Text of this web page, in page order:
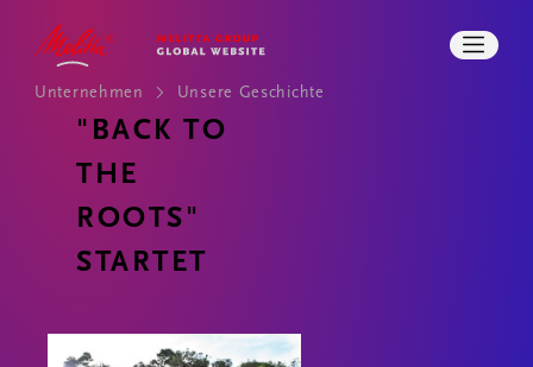
STORIES
KARRIERE
PRESSE
DOWNLOADS
KONTAKT
Unternehmen Unsere Geschichte
"BACK TO
THE
ROOTS"
STARTET